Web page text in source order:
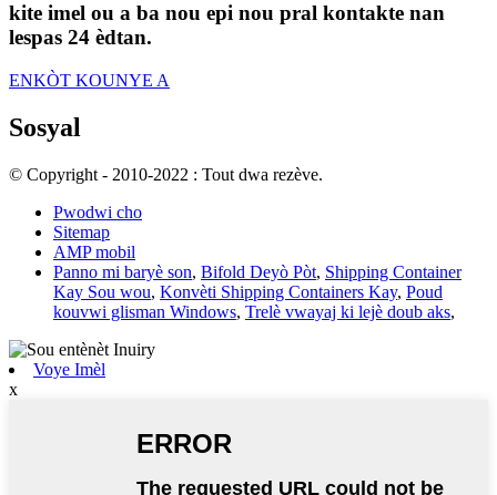
kite imel ou a ba nou epi nou pral kontakte nan
lespas 24 èdtan.
ENKÒT KOUNYE A
Sosyal
© Copyright - 2010-2022 : Tout dwa rezève.
Pwodwi cho
Sitemap
AMP mobil
Panno mi baryè son, Bifold Deyò Pòt, Shipping Container
Kay Sou wou, Konvèti Shipping Containers Kay, Poud
kouvwi glisman Windows, Trelè vwayaj ki lejè doub aks,
Voye Imèl
x